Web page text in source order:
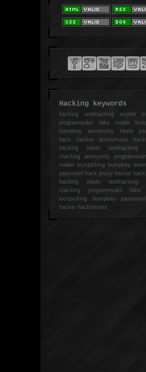
Hacking keywords
hackingwebhacking exploit
programování fake mailer
bumpkey anonymity heslo
hackhacker anonymous
hackingheslo webhacking
cracking anonymity
mailer lockpicking bumpkey
password hack proxy hacker
hacking heslo webhacking
cracking programování fake
lockpicking bumpkey
hackerhackforums